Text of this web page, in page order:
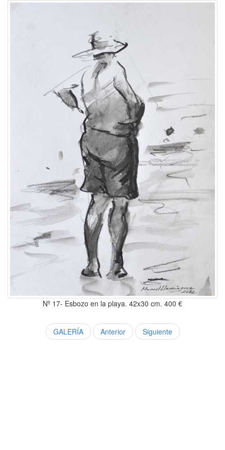
Nº 17- Esbozo en la playa. 42x30 cm. 400 €
GALERÍA Anterior Siguiente